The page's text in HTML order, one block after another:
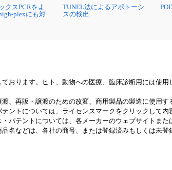
クスPCRをよ
plexにも対
TUNEL法によるアポトーシ
スの検出
おります。ヒト、動物への医療、臨床診断用には使
、再販・譲渡のための改変、商用製品の製造に使用す
ントについては、ライセンスマークをクリックして内
パテントについては、各メーカーのウェブサイトまた
名などは、各社の商号、または登録済みもしくは未登